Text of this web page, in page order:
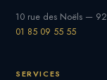
10 rue des Noëls —
01 85 09 55 55
SERVICES